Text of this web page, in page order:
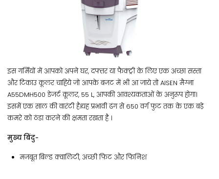
इस गर्मियों में आपको अपने घर, दफ्तर या फैक्ट्री के लिए एक अच्छा सस्ता
और टिकाउ कूलर चाहिये जो आपके बजट में भी आ जाये तो AISEN मैग्ना
A55DMH500 डेजर्ट कूलर, 55 L, आपकी आवश्यकताओं के अनुरूप होगा।
इसमें एक साल की वारंटी है।यह प्रभावी ढंग से 650 वर्ग फुट तक के एक बड़े
कमरे को ठंडा करने की क्षमता रखता है ।
मुख्य बिंदु-
मजबूत बिल्ड क्वालिटी, अच्छी फिट और फिनिश